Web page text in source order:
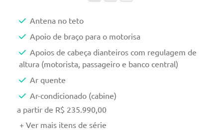
Antena no teto
Apoio de braço para o motorisa
Apoios de cabeça dianteiros com regulagem de
altura (motorista, passageiro e banco central)
Ar quente
Ar-condicionado (cabine)
a partir de R$ 235.990,00
+ Ver mais itens de série